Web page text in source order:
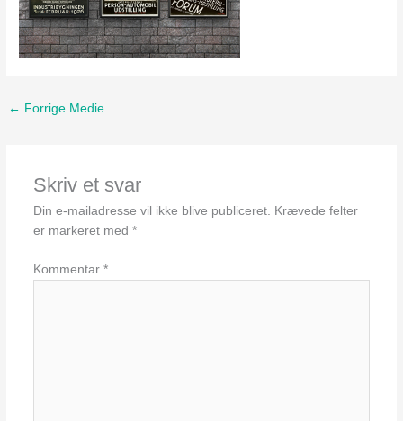
← Forrige Medie
Skriv et svar
Din e-mailadresse vil ikke blive publiceret. Krævede felter
er markeret med *
Kommentar *